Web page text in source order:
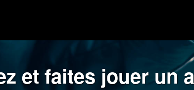
et faites jouer un